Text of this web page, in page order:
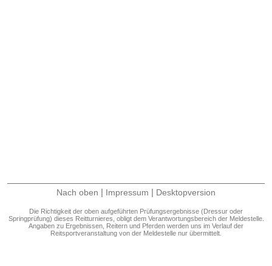
Nach oben | Impressum | Desktopversion
Die Richtigkeit der oben aufgeführten Prüfungsergebnisse (Dressur oder
Springprüfung) dieses Reitturnieres, obligt dem Verantwortungsbereich der Meldestelle.
Angaben zu Ergebnissen, Reitern und Pferden werden uns im Verlauf der
Reitsportveranstaltung von der Meldestelle nur übermittelt.